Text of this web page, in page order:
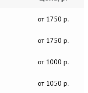
от 1750 р.
от 1750 р.
от 1000 р.
от 1050 р.